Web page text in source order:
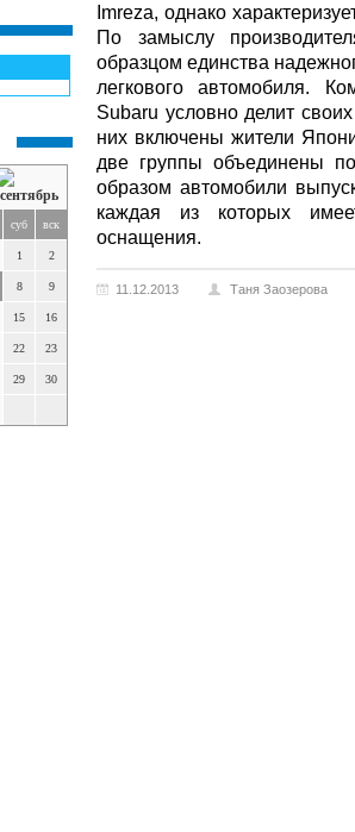
суб вск
1 2
8 9
15 16
22 23
29 30
Imreza, однако
По замыслу
образцом единства
легкового автомобиля.
Subaru условно делит
них включены жители
две группы объединены
образом автомобили
каждая из которых
оснащения.
11.12.2013 Таня Заозерова